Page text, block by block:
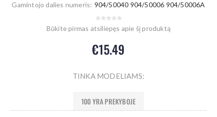
Gamintojo dalies numeris: 904/50040 904/50006 904/50006A
Būkite pirmas atsiliepęs apie šį produktą
€15.49
TINKA MODELIAMS:
100 YRA PREKYBOJE